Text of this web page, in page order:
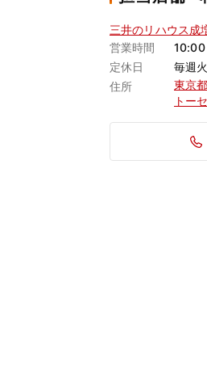
三井のリハウス成
営業時間
定休日
毎週
住所
東京
トー